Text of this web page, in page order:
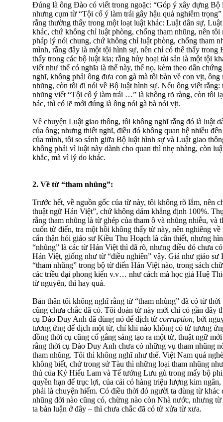
Ðúng là ông Ðào có viết trong ngoặc: “Góp ý xây dựng Bộ
nhưng cụm từ “Tội cố ý làm trái gây hậu quả nghiêm
rằng thường thấy trong một loạt luật khác: Luật dân sự,
khác, chứ không chỉ luật phòng, chống tham nhũng, nên
pháp lý nói chung, chứ không chỉ luật phòng, chống tham
mình, rằng đây là một tội hình sự, nên chỉ có thể thấy trong
thấy trong các bộ luật kia; rằng hủy hoại tài sản là một tội
viết như thế có nghĩa là thế này, thế nọ, kèm theo dẫn
nghĩ, không phải ông đưa con gà mà tôi bàn về con vịt,
nhũng, còn tôi đi nói về Bộ luật hình sự. Nếu ông viết rằng:
nhũng viết “Tội cố ý làm trái …” là không rõ ràng, còn tôi
bác, thì có lẽ mới đúng là ông nói gà bà nói vịt.
Về chuyện Luật giao thông, tôi không nghĩ rằng đó là luật
của ông; nhưng thiết nghĩ, điều đó không quan hệ nhiều
của mình, tôi so sánh giữa Bộ luật hình sự và Luật giao
không phải vì luật này dành cho quan thì nhẹ nhàng, còn
khắc, mà vì lý do khác.
2. Về từ “tham nhũng”:
Trước hết, về nguồn gốc của từ này, tôi không rõ lắm, nên
thuật ngữ Hán Việt”, chứ không dám khẳng định 100%.
rằng tham nhũng là từ ghép của tham ô và nhũng nhiễu,
cuốn từ điển, tra một hồi không thấy từ này, nên nghiêng
cẩn thận hỏi giáo sư Kiều Thu Hoạch là cần thiết, nhưng
“nhũng” là các từ Hán Việt thì đã rõ, nhưng điều đó chưa
Hán Việt, giống như từ “điều nghiên” vậy. Giá như giáo sư
“tham nhũng” trong bộ từ điển Hán Việt nào, trong sách
các triều đại phong kiến v.v… như cách mà học giả Huệ
từ nguyên, thì hay quá.
Bản thân tôi không nghĩ rằng từ “tham nhũng” đã có từ
cũng chưa chắc đã có. Tôi đoán từ này mới chỉ có gần đây
cụ Ðào Duy Anh đã dùng nó để dịch từ corruption, bởi
tương ứng để dịch một từ, chỉ khi nào không có từ tương
đồng thời cụ cũng cố gắng sáng tạo ra một từ, thuật ngữ
rằng thời cụ Ðào Duy Anh chưa có những vụ tham nhũng
tham nhũng. Tôi thì không nghĩ như thế. Việt Nam quá
không biết, chứ trong sử Tàu thì những loại tham nhũng
thủ của Kỷ Hiểu Lam và Tể tướng Lưu gù trong mấy bộ
quyền hạn để trục lợi, của cải có hàng triệu lượng kim
phải là chuyện hiếm. Có điều thời đó người ta dùng từ
nhũng đời nào cũng có, chừng nào còn Nhà nước, nhưng
ta bàn luận ở đây – thì chưa chắc đã có từ xửa từ xưa.